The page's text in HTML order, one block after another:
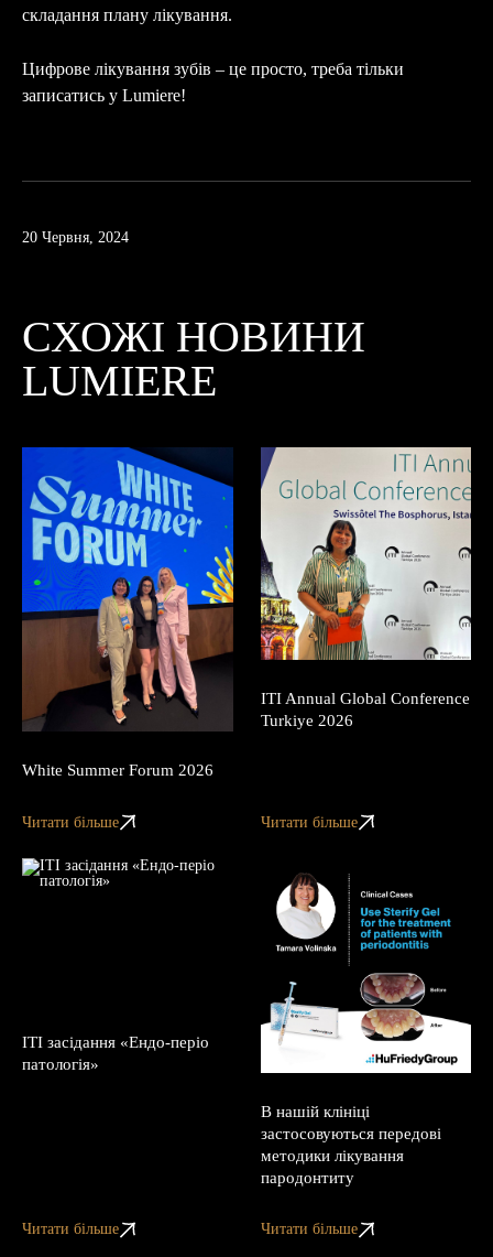
складання плану лікування.
Цифрове лікування зубів – це просто, треба тільки
записатись у Lumiere!
20 Червня, 2024
СХОЖІ НОВИНИ
LUMIERE
White Summer Forum 2026
Читати більше
ITI Annual Global Conference
Turkiye 2026
Читати більше
ITI засідання «Ендо-періо
патологія»
Читати більше
В нашій клініці
застосовуються передові
методики лікування
пародонтиту
Читати більше